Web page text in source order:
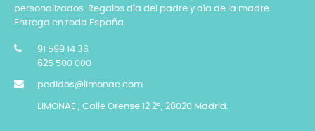
personalizados. Regalos día del padre y día de la madre.
Entrega en toda España.
91 599 14 36
625 500 000
pedidos@limonae.com
LIMONAE , Calle Orense 12 2º, 28020 Madrid.